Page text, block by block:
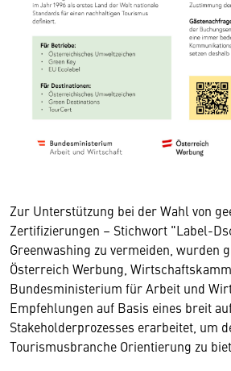
Zur Unterstützung bei der Wahl von
Zertifizierungen – Stichwort "Label-
Greenwashing zu vermeiden, wurden
Österreich Werbung,
Bundesministerium für Arbeit und
Empfehlungen auf Basis eines breit
Stakeholderprozesses erarbeitet, um
Tourismusbranche Orientierung zu